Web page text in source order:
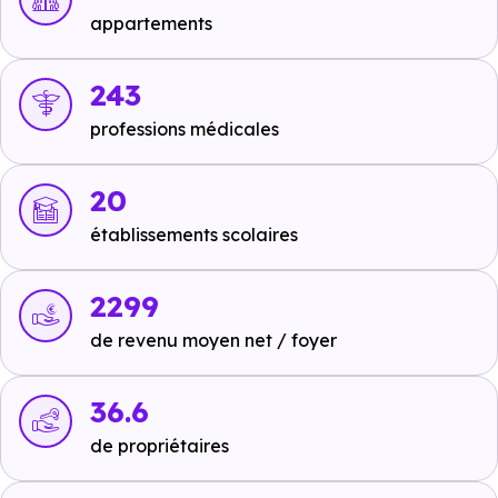
Ecoles :
Crèche :
à 89 m, soit 0 min en voiture ou à
Maternelle :
Annemasse
m, soit 5 min à pied
Primaire :
Ecole primaire publique Marianne Cohn
Annemasse à 533 m, soit 2 min en voiture ou à 378
appartements
243
professions médicales
20
établissements scolaires
2299
de revenu moyen net / foyer
36.6
de propriétaires